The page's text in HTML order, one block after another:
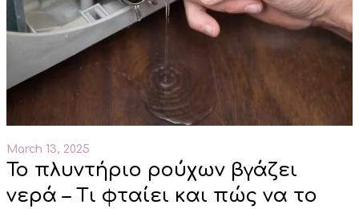
March 13, 2025
Το πλυντήριο ρούχων βγάζει
νερά – Τι φταίει και πώς να το